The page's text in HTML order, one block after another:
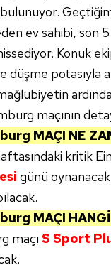
bulunuyor.
ev sahibi, son
Konuk
düşme potasıyla
maçının
MAÇI NE
kritik
günü
MAÇI
maçı S Sport